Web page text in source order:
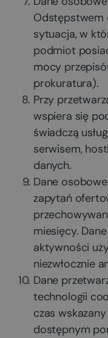
Odstępstwem
sytuacja, w
podmiot
mocy
prokuratura).
Przy
wspiera się
świadczą
serwisem,
danych.
Dane
zapytań
miesięcy.
aktywności
niezwłocznie
Dane
technologii
czas
dostępnym